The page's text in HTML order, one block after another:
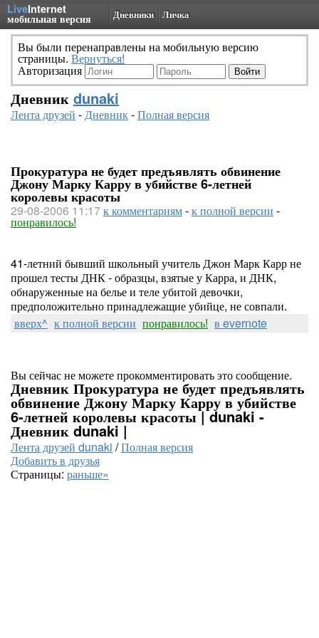
LiveInternet
мобильная версия Дневники Личка
Вы были перенаправлены на мобильную версию
страницы. Вернуться!
Авторизация
Дневник dunaki
Лента друзей -Дневник-Полная версия
Прокуратура не будет предъявлять обвинение
Джону Марку Карру в убийстве 6-летней
королевы красоты
29-08-2006 11:17к комментариям-к полной версии -
понравилось!
41-летний бывший школьный учитель Джон Марк Карр не
прошел тесты ДНК - образцы, взятые у Карра, и ДНК,
обнаруженные на белье и теле убитой девочки,
предположительно принадлежащие убийце, не совпали.
вверх^ к полной версии понравилось! в evernote
Вы сейчас не можете прокомментировать это сообщение.
Дневник Прокуратура не будет предъявлять
обвинение Джону Марку Карру в убийстве
6-летней королевы красоты | dunaki -
Дневник dunaki |
Лента друзей dunaki /Полная версия
Добавить в друзья
Страницы: раньше»